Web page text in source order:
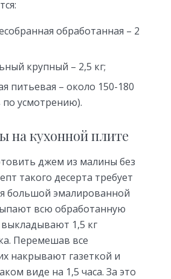
обработанная – 2
крупный – 2,5 кг;
питьевая – около 150-180
по усмотрению).
на кухонной плите
джем из малины без
такого десерта требует
большой эмалированной
всю обработанную
выкладывают 1,5 кг
Перемешав все
накрывают газеткой и
виде на 1,5 часа. За это